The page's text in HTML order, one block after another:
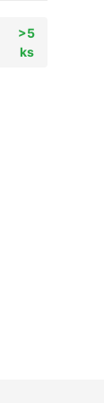
>5
ks